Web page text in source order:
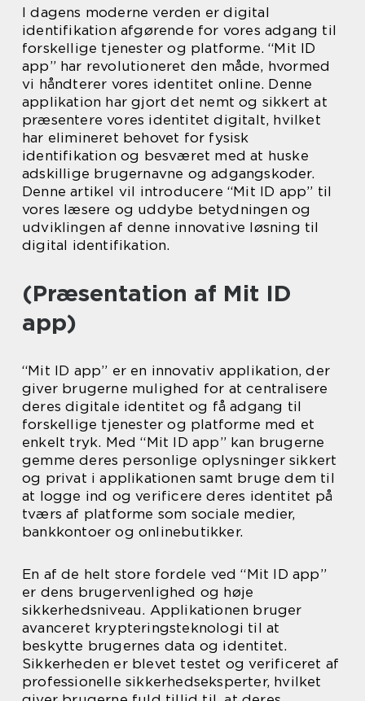
I dagens moderne verden er digital
identifikation afgørende for vores adgang til
forskellige tjenester og platforme. “Mit ID
app” har revolutioneret den måde, hvormed
vi håndterer vores identitet online. Denne
applikation har gjort det nemt og sikkert at
præsentere vores identitet digitalt, hvilket
har elimineret behovet for fysisk
identifikation og besværet med at huske
adskillige brugernavne og adgangskoder.
Denne artikel vil introducere “Mit ID app” til
vores læsere og uddybe betydningen og
udviklingen af denne innovative løsning til
digital identifikation.
(Præsentation af Mit ID
app)
“Mit ID app” er en innovativ applikation, der
giver brugerne mulighed for at centralisere
deres digitale identitet og få adgang til
forskellige tjenester og platforme med et
enkelt tryk. Med “Mit ID app” kan brugerne
gemme deres personlige oplysninger sikkert
og privat i applikationen samt bruge dem til
at logge ind og verificere deres identitet på
tværs af platforme som sociale medier,
bankkontoer og onlinebutikker.
En af de helt store fordele ved “Mit ID app”
er dens brugervenlighed og høje
sikkerhedsniveau. Applikationen bruger
avanceret krypteringsteknologi til at
beskytte brugernes data og identitet.
Sikkerheden er blevet testet og verificeret af
professionelle sikkerhedseksperter, hvilket